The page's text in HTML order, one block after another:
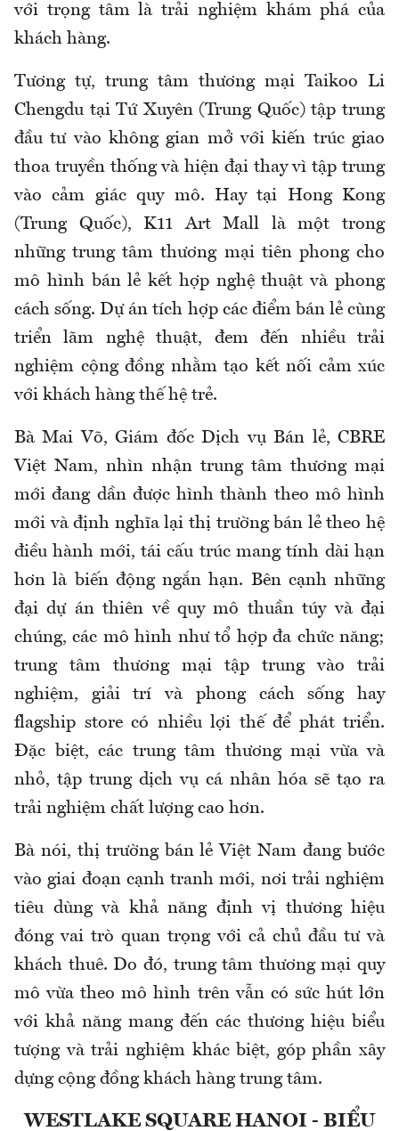
với trọng tâm là trải nghiệm khám phá của
khách hàng.
Tương tự, trung tâm thương mại Taikoo Li
Chengdu tại Tứ Xuyên (Trung Quốc) tập trung
đầu tư vào không gian mở với kiến trúc giao
thoa truyền thống và hiện đại thay vì tập trung
vào cảm giác quy mô. Hay tại Hong Kong
(Trung Quốc), K11 Art Mall là một trong
những trung tâm thương mại tiên phong cho
mô hình bán lẻ kết hợp nghệ thuật và phong
cách sống. Dự án tích hợp các điểm bán lẻ cùng
triển lãm nghệ thuật, đem đến nhiều trải
nghiệm cộng đồng nhằm tạo kết nối cảm xúc
với khách hàng thế hệ trẻ.
Bà Mai Võ, Giám đốc Dịch vụ Bán lẻ, CBRE
Việt Nam, nhìn nhận trung tâm thương mại
mới đang dần được hình thành theo mô hình
mới và định nghĩa lại thị trường bán lẻ theo hệ
điều hành mới, tái cấu trúc mang tính dài hạn
hơn là biến động ngắn hạn. Bên cạnh những
đại dự án thiên về quy mô thuần túy và đại
chúng, các mô hình như tổ hợp đa chức năng;
trung tâm thương mại tập trung vào trải
nghiệm, giải trí và phong cách sống hay
flagship store có nhiều lợi thế để phát triển.
Đặc biệt, các trung tâm thương mại vừa và
nhỏ, tập trung dịch vụ cá nhân hóa sẽ tạo ra
trải nghiệm chất lượng cao hơn.
Bà nói, thị trường bán lẻ Việt Nam đang bước
vào giai đoạn cạnh tranh mới, nơi trải nghiệm
tiêu dùng và khả năng định vị thương hiệu
đóng vai trò quan trọng với cả chủ đầu tư và
khách thuê. Do đó, trung tâm thương mại quy
mô vừa theo mô hình trên vẫn có sức hút lớn
với khả năng mang đến các thương hiệu biểu
tượng và trải nghiệm khác biệt, góp phần xây
dựng cộng đồng khách hàng trung tâm.
WESTLAKE SQUARE HANOI - BIỂU